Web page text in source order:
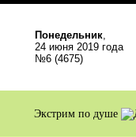
Понедельник,
24 июня 2019 года
№6 (4675)
Экстрим по душе